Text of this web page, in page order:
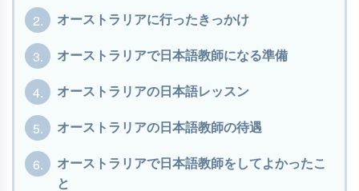
2. オーストラリアに行ったきっかけ
3. オーストラリアで日本語教師になる準備
4. オーストラリアの日本語レッスン
5. オーストラリアの日本語教師の待遇
6.
オーストラリアで日本語教師をしてよかったこ
と